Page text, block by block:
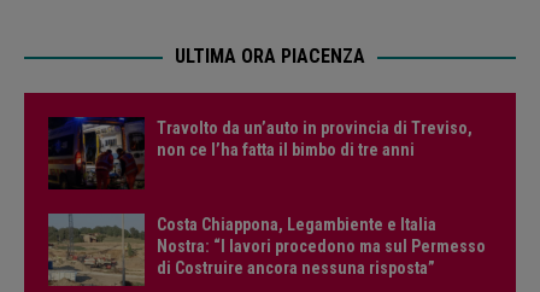
ULTIMA ORA PIACENZA
Travolto da un’auto in provincia di Treviso,
non ce l’ha fatta il bimbo di tre anni
Costa Chiappona, Legambiente e Italia
Nostra: “I lavori procedono ma sul Permesso
di Costruire ancora nessuna risposta”